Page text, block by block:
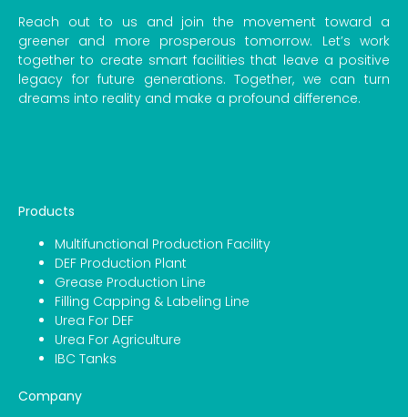
Reach out to us and join the movement toward a
greener and more prosperous tomorrow. Let’s work
together to create smart facilities that leave a positive
legacy for future generations. Together, we can turn
dreams into reality and make a profound difference.
Products
Multifunctional Production Facility
DEF Production Plant
Grease Production Line
Filling Capping & Labeling Line
Urea For DEF
Urea For Agriculture
IBC Tanks
Company